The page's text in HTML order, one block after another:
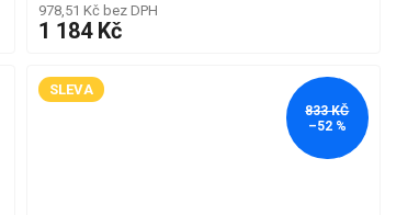
978,51 Kč bez DPH
1 184 Kč
SLEVA
833 KČ
–52 %